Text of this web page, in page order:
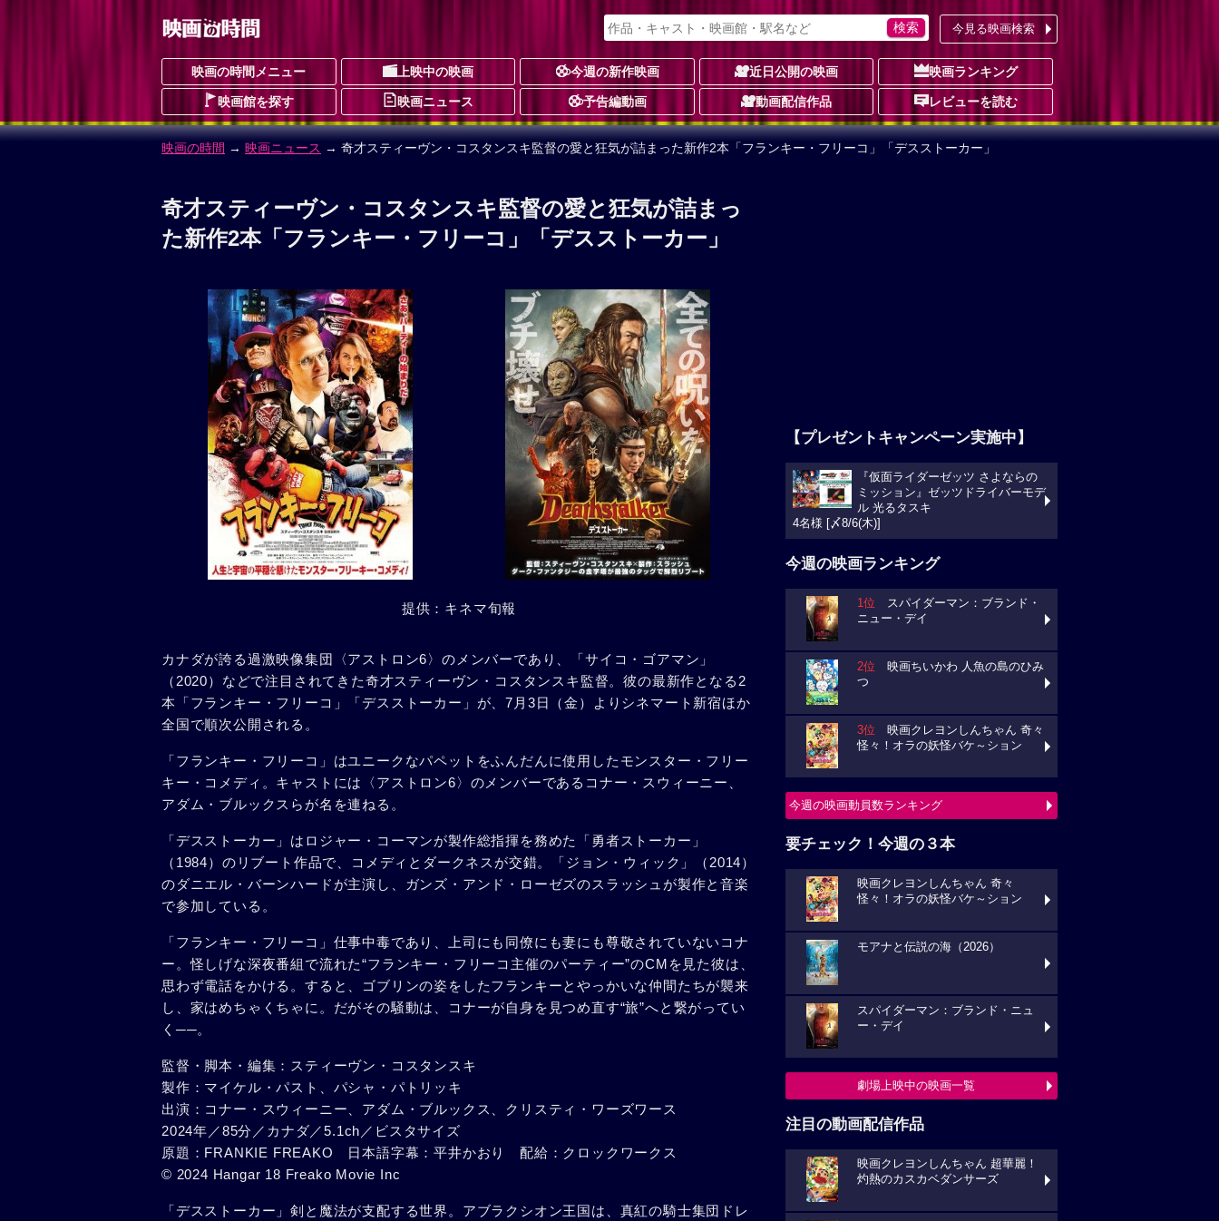
今見る映画検索
映画の時間メニュー 上映中の映画 今週の新作映画 近日公開の映画 映画ランキング
映画館を探す 映画ニュース 予告編動画 動画配信作品 レビューを読む
映画の時間 → 映画ニュース → 奇才スティーヴン・コスタンスキ監督の愛と狂気が詰まった新作2本「フランキー・フリーコ」「デスストーカー」
奇才スティーヴン・コスタンスキ監督の愛と狂気が詰まっ
た新作2本「フランキー・フリーコ」「デスストーカー」
提供：キネマ旬報
カナダが誇る過激映像集団〈アストロン6〉のメンバーであり、「サイコ・ゴアマン」
（2020）などで注目されてきた奇才スティーヴン・コスタンスキ監督。彼の最新作となる2
本「フランキー・フリーコ」「デスストーカー」が、7月3日（金）よりシネマート新宿ほか
全国で順次公開される。
「フランキー・フリーコ」はユニークなパペットをふんだんに使用したモンスター・フリー
キー・コメディ。キャストには〈アストロン6〉のメンバーであるコナー・スウィーニー、
アダム・ブルックスらが名を連ねる。
「デスストーカー」はロジャー・コーマンが製作総指揮を務めた「勇者ストーカー」
（1984）のリブート作品で、コメディとダークネスが交錯。「ジョン・ウィック」（2014）
のダニエル・バーンハードが主演し、ガンズ・アンド・ローゼズのスラッシュが製作と音楽
で参加している。
「フランキー・フリーコ」仕事中毒であり、上司にも同僚にも妻にも尊敬されていないコナ
ー。怪しげな深夜番組で流れた“フランキー・フリーコ主催のパーティー”のCMを見た彼は、
思わず電話をかける。すると、ゴブリンの姿をしたフランキーとやっかいな仲間たちが襲来
し、家はめちゃくちゃに。だがその騒動は、コナーが自身を見つめ直す“旅”へと繋がってい
く──。
監督・脚本・編集：スティーヴン・コスタンスキ
製作：マイケル・パスト、パシャ・パトリッキ
出演：コナー・スウィーニー、アダム・ブルックス、クリスティ・ワーズワース
2024年／85分／カナダ／5.1ch／ビスタサイズ
原題：FRANKIE FREAKO 日本語字幕：平井かおり 配給：クロックワークス
© 2024 Hangar 18 Freako Movie Inc
「デスストーカー」剣と魔法が支配する世界。アブラクシオン王国は、真紅の騎士集団ドレ
【プレゼントキャンペーン実施中】
『仮面ライダーゼッツ さよならの
ミッション』ゼッツドライバーモデ
ル 光るタスキ
4名様 [〆8/6(木)]
今週の映画ランキング
1位 スパイダーマン：ブランド・
ニュー・デイ
2位 映画ちいかわ 人魚の島のひみ
つ
3位 映画クレヨンしんちゃん 奇々
怪々！オラの妖怪バケ～ション
今週の映画動員数ランキング
要チェック！今週の３本
映画クレヨンしんちゃん 奇々
怪々！オラの妖怪バケ～ション
モアナと伝説の海（2026）
スパイダーマン：ブランド・ニュ
ー・デイ
劇場上映中の映画一覧
注目の動画配信作品
映画クレヨンしんちゃん 超華麗！
灼熱のカスカベダンサーズ